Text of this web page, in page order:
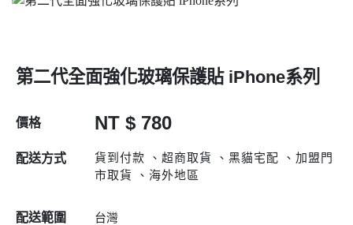
第二代全面強化玻璃保護貼 iPhone系列
價格 NT $ 780
配送方式
貨到付款 、超商取貨 、黑貓宅配 、加盟門
市取貨 、海外地區
配送範圍 台灣